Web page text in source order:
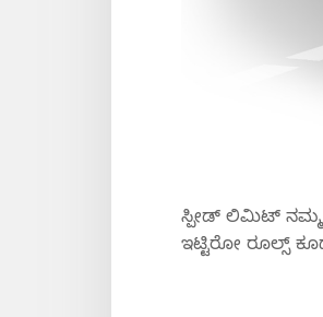
ಸ್ಪೀಡ್‌ ಲಿಮಿಟ್‌ ನಮ್ಮ
ಇಟ್ಟಿರೋ ರೂಲ್ಸ್‌